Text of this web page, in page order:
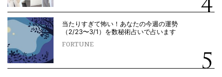
当たりすぎて怖い！あなたの今週の運勢
（2/23〜3/1）を数秘術占いで占います
FORTUNE